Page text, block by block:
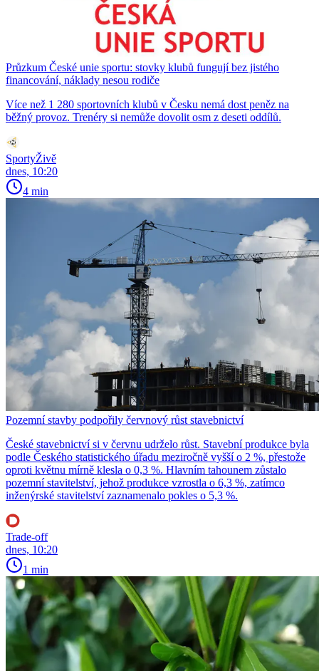
Průzkum České unie sportu: stovky klubů fungují bez jistého
financování, náklady nesou rodiče
Více než 1 280 sportovních klubů v Česku nemá dost peněz na
běžný provoz. Trenéry si nemůže dovolit osm z deseti oddílů.
SportyŽivě
dnes, 10:20
4 min
Pozemní stavby podpořily červnový růst stavebnictví
České stavebnictví si v červnu udrželo růst. Stavební produkce byla
podle Českého statistického úřadu meziročně vyšší o 2 %, přestože
oproti květnu mírně klesla o 0,3 %. Hlavním tahounem zůstalo
pozemní stavitelství, jehož produkce vzrostla o 6,3 %, zatímco
inženýrské stavitelství zaznamenalo pokles o 5,3 %.
Trade-off
dnes, 10:20
1 min